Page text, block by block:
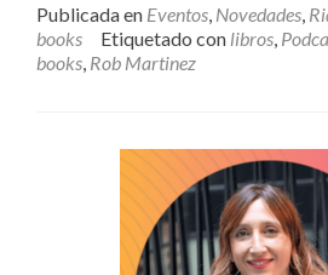
anuncia
un
nuevo
Publicada en Eventos, Novedades,
books
Etiquetado con libros,
books, Rob Martinez